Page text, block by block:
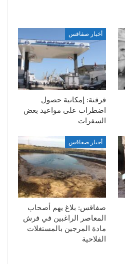
أخبار صفاقس
قرقنة: إمكانية حصول
اضطراب على مواعيد بعض
السفرات
أخبار صفاقس
صفاقس: بلاغ يهم أصحاب
المعاصر الراغبين في فرش
مادة المرجين بالمستغلات
الفلاحية